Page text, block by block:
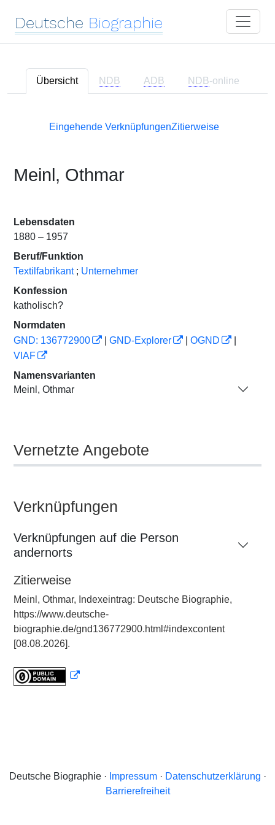
Deutsche Biographie
Übersicht NDB ADB NDB-online
Eingehende VerknüpfungenZitierweise
Meinl, Othmar
Lebensdaten
1880 – 1957
Beruf/Funktion
Textilfabrikant ; Unternehmer
Konfession
katholisch?
Normdaten
GND: 136772900
GND-Explorer OGND
VIAF
Namensvarianten
Meinl, Othmar
Vernetzte Angebote
Verknüpfungen
Verknüpfungen auf die Person
andernorts
Zitierweise
Meinl, Othmar, Indexeintrag: Deutsche Biographie,
https://www.deutsche-
biographie.de/gnd136772900.html#indexcontent
[08.08.2026].
Deutsche Biographie · Impressum· Datenschutzerklärung ·
Barrierefreiheit